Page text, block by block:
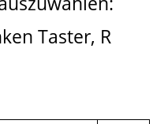
Taster, R